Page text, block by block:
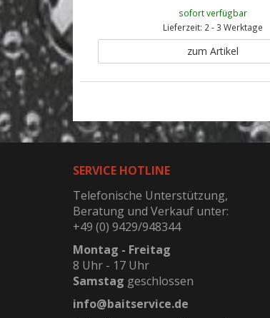
sofort verfügbar
Lieferzeit: 2 - 3 Werktage
zum Artikel
SERVICE HOTLINE
Telefonische Unterstützung,
Beratung und Verkauf unter:
+49 (0) 9429/948344
Montag - Freitag
8 Uhr - 17 Uhr
Samstag geschlossen
info@baitservice.de